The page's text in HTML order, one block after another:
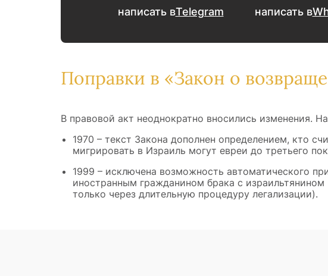
написать вTelegram написать в
Поправки в «Закон о
В правовой акт неоднократно вносились изменения.
1970 – текст Закона дополнен определением, кто
мигрировать в Израиль могут евреи до третьего
1999 – исключена возможность автоматического
иностранным гражданином брака с
только через длительную процедуру легализации).